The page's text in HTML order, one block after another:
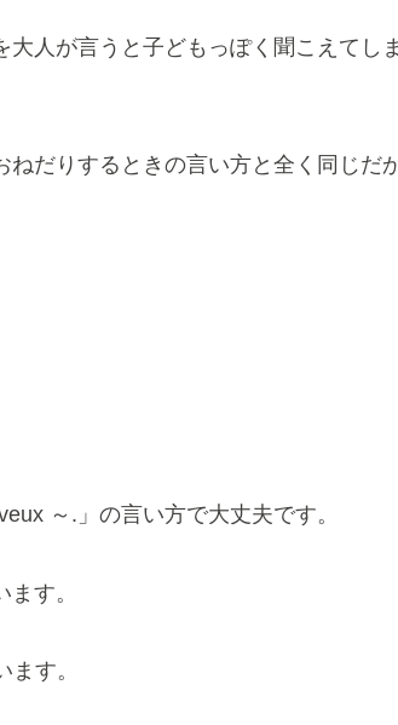
人が言うと子どもっぽく聞こえてし
だりするときの言い方と全く同じだ
～.」の言い方で大丈夫です。
す。
ます。